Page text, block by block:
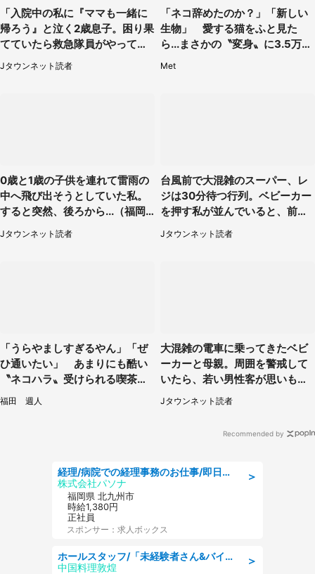
「入院中の私に『ママも一緒に
帰ろう』と泣く2歳息子。困り果
てていたら救急隊員がやってき
て...」（大阪府・50代女性）
Jタウンネット読者
「ネコ辞めたのか？」「新しい
生物」 愛する猫をふと見た
ら...まさかの〝変身〟に3.5万人
驚がく
Met
0歳と1歳の子供を連れて雷雨の
中へ飛び出そうとしていた私。
すると突然、後ろから...（福岡
県・30代女性）
Jタウンネット読者
台風前で大混雑のスーパー、レ
ジは30分待つ行列。ベビーカー
を押す私が並んでいると、前の
Jタウンネット読者
「うらやましすぎるやん」「ぜ
ひ通いたい」 あまりにも酷い
〝ネコハラ〟受けられる喫茶店
に5.3万人驚がく
福田 週人
大混雑の電車に乗ってきたベビ
ーカーと母親。周囲を警戒して
いたら、若い男性客が思いもよ
らぬ行動に（東京都・50代女
性）
Jタウンネット読者
Recommended by
＞
経理/病院での経理事務のお仕事/即日勤務可/車通勤可/経理/一般事務
株式会社パソナ
福岡県 北九州市
時給1,380円
正社員
スポンサー：求人ボックス
＞
ホールスタッフ/「未経験者さん&バイトデビューも大歓迎」残業ほぼなし×1日3時間〜勤務OK!フォロー体制も充実/広島県/広島市南区
中国料理敦煌